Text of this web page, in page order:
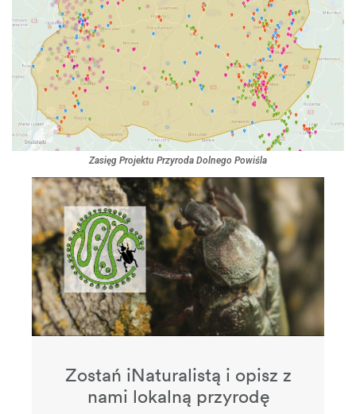
Zasięg Projektu Przyroda Dolnego Powiśla
Zostań iNaturalistą i opisz z
nami lokalną przyrodę